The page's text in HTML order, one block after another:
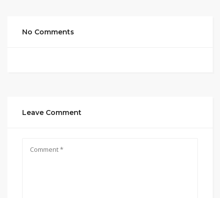
No Comments
Leave Comment